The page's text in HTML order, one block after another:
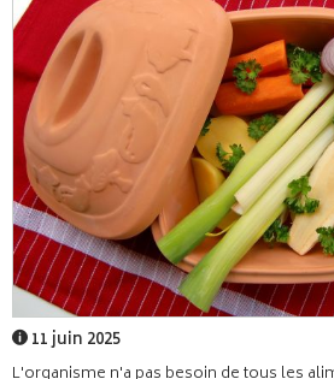
11 juin 2025